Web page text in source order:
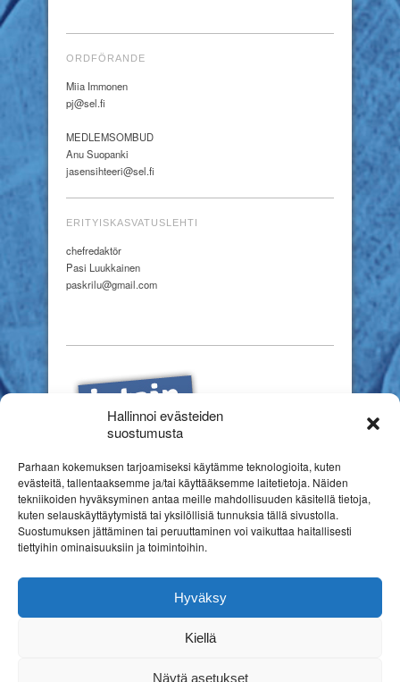
Hallinnoi evästeiden
suostumusta
Parhaan kokemuksen tarjoamiseksi käytämme teknologioita, kuten
evästeitä, tallentaaksemme ja/tai käyttääksemme laitetietoja. Näiden
tekniikoiden hyväksyminen antaa meille mahdollisuuden käsitellä tietoja,
kuten selauskäyttäytymistä tai yksilöllisiä tunnuksia tällä sivustolla.
Suostumuksen jättäminen tai peruuttaminen voi vaikuttaa haitallisesti
tiettyihin ominaisuuksiin ja toimintoihin.
Hyväksy
Kiellä
Näytä asetukset
ORDFÖRANDE
Miia Immonen
pj@sel.fi
MEDLEMSOMBUD
Anu Suopanki
jasensihteeri@sel.fi
ERITYISKASVATUSLEHTI
chefredaktör
Pasi Luukkainen
paskrilu@gmail.com